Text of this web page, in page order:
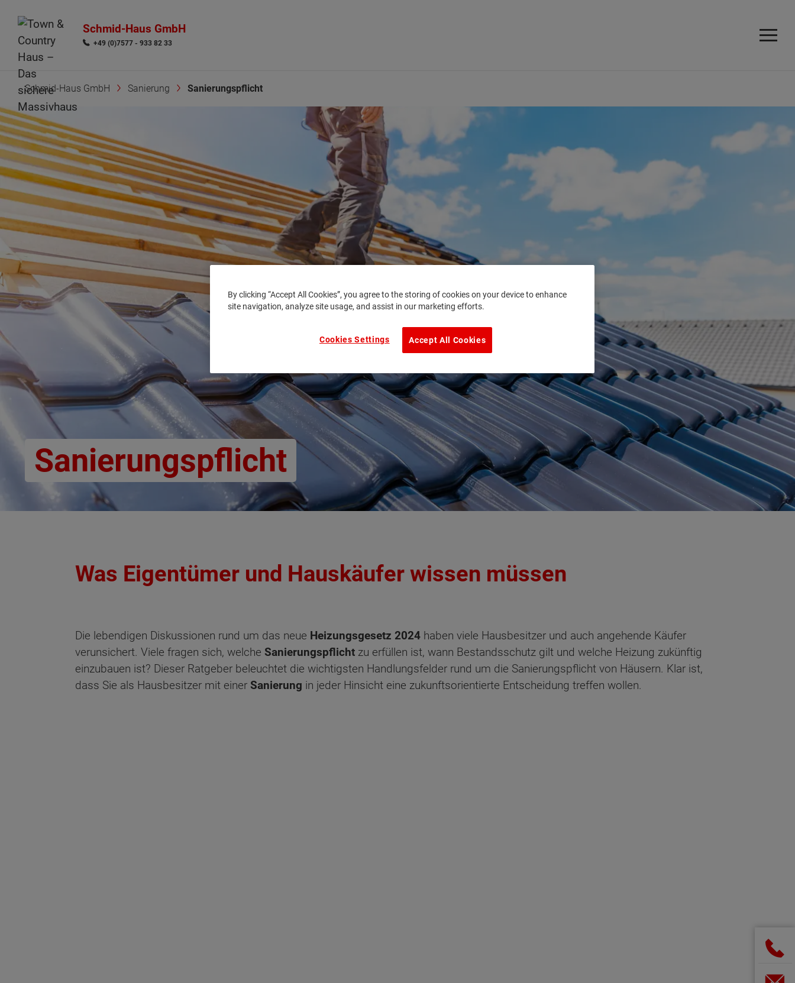
Schmid-Haus GmbH
+49 (0)7577 - 933 82 33
Schmid-Haus GmbH Sanierung Sanierungspflicht
Sanierungspflicht
Was Eigentümer und Hauskäufer wissen müssen
Die lebendigen Diskussionen rund um das neue Heizungsgesetz 2024 haben viele Hausbesitzer und auch angehende Käufer
verunsichert. Viele fragen sich, welche Sanierungspflicht zu erfüllen ist, wann Bestandsschutz gilt und welche Heizung zukünftig
einzubauen ist? Dieser Ratgeber beleuchtet die wichtigsten Handlungsfelder rund um die Sanierungspflicht von Häusern. Klar ist,
dass Sie als Hausbesitzer mit einer Sanierung in jeder Hinsicht eine zukunftsorientierte Entscheidung treffen wollen.
By clicking “Accept All Cookies”, you agree to the storing of cookies on your device to enhance
site navigation, analyze site usage, and assist in our marketing efforts.
Accept All Cookies
Cookies Settings